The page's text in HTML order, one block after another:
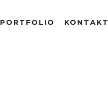
PORTFOLIO KONTAKT